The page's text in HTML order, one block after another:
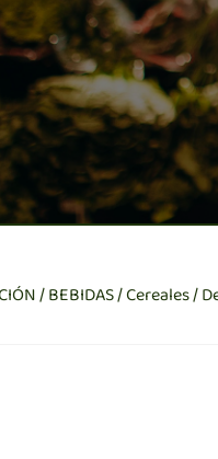
/ BEBIDAS/Cereales /